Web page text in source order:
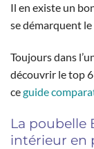
Il en existe un
se démarquent
Toujours dans
découvrir le top
ceguide
La poubelle
intérieur en